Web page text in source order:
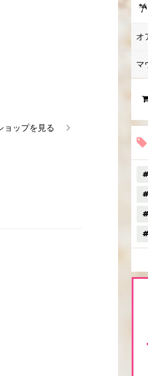
ョップを見る
オ
マ